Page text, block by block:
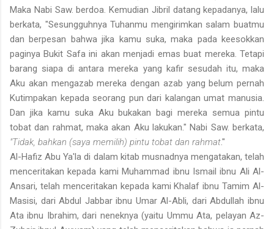
Maka Nabi Saw. berdoa. Kemudian Jibril datang kepadanya, lalu
berkata, "Sesungguhnya Tuhanmu mengirimkan salam buatmu
dan berpe­san bahwa jika kamu suka, maka pada keesokkan
paginya Bukit Safa ini akan menjadi emas buat mereka. Tetapi
barang siapa di antara mereka yang kafir sesudah itu, maka
Aku akan mengazab mereka dengan azab yang belum pernah
Kutimpakan kepada seorang pun dari kalangan umat manusia.
Dan jika kamu suka Aku bukakan bagi mereka semua pintu
tobat dan rahmat, maka akan Aku lakukan." Nabi Saw. berkata,
"Tidak, bahkan (saya memilih) pintu tobat dan rahmat."
Al-Hafiz Abu Ya'la di dalam kitab musnadnya mengatakan, telah
menceritakan kepada kami Muhammad ibnu Ismail ibnu Ali Al-
Ansari, telah menceritakan kepada kami Khalaf ibnu Tamim Al-
Masisi, dari Abdul Jabbar ibnu Umar Al-Abli, dari Abdullah ibnu
Ata ibnu Ibrahim, dari neneknya (yaitu Ummu Ata, pelayan Az-